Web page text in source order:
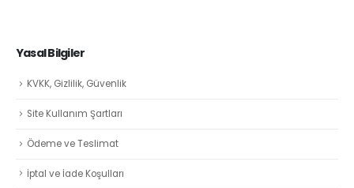
Yasal Bilgiler
KVKK, Gizlilik, Güvenlik
Site Kullanım Şartları
Ödeme ve Teslimat
İptal ve İade Koşulları